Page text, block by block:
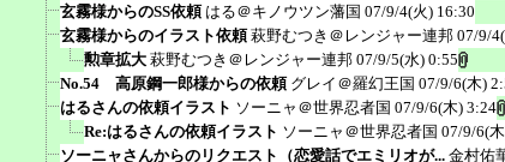
玄霧様からのSS依頼 はる＠キノウツン藩国 07/9/4(火) 16:30
玄霧様からのイラスト依頼 萩野むつき＠レンジャー連邦 07/9/
勲章拡大 萩野むつき＠レンジャー連邦 07/9/5(水) 0:55
No.54 高原鋼一郎様からの依頼 グレイ＠羅幻王国 07/9/6(木)
はるさんの依頼イラスト ソーニャ＠世界忍者国 07/9/6(木) 3:24
Re:はるさんの依頼イラスト ソーニャ＠世界忍者国 07/9/6(
ソーニャさんからのリクエスト（恋愛話でエミリオが... 金村佑